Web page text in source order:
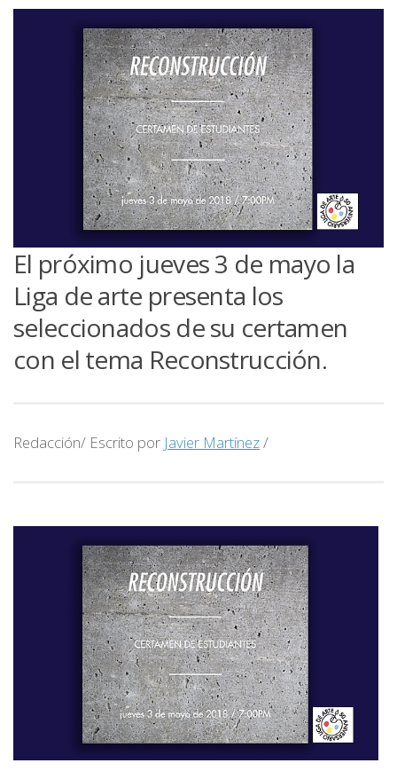
El próximo jueves 3 de mayo la
Liga de arte presenta los
seleccionados de su certamen
con el tema Reconstrucción.
Redacción/ Escrito por Javier Martínez/